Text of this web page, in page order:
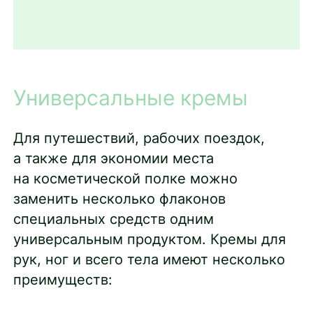
Универсальные кремы
Для путешествий, рабочих поездок,
а также для экономии места
на косметической полке можно
заменить несколько флаконов
специальных средств одним
универсальным продуктом. Кремы для
рук, ног и всего тела имеют несколько
преимуществ: